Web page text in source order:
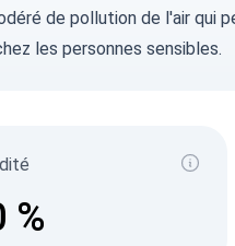
de pollution de l'air qui
les personnes sensibles.
%